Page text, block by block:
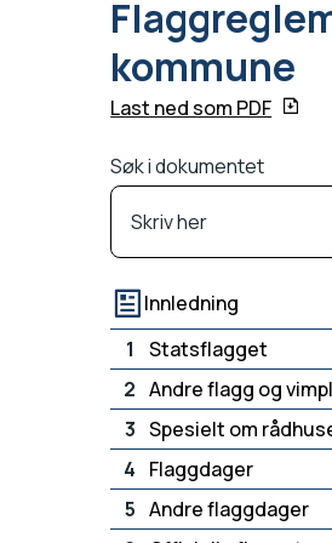
kommune
Last ned som PDF
Søk i dokumentet
Innledning
1
Statsflagget
2 Andre flagg og
3 Spesielt om
4 Flaggdager
5 Andre flaggdager